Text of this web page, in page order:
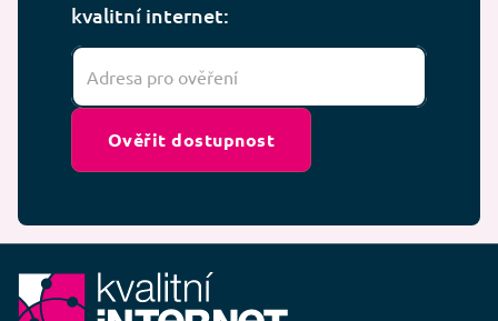
kvalitní internet:
Ověřit dostupnost